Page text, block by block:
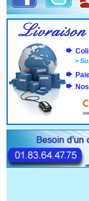
>